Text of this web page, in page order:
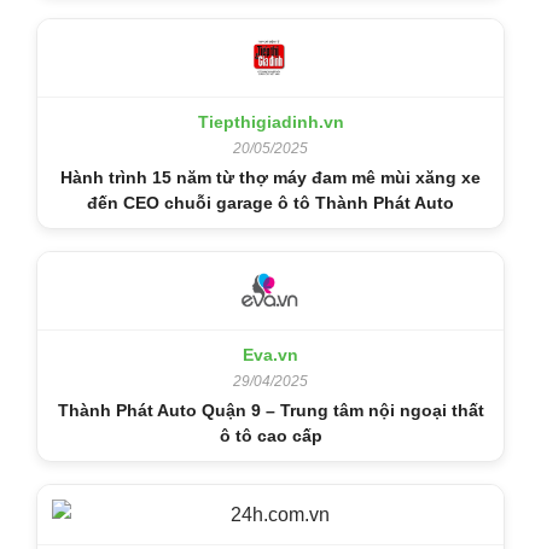
Tiepthigiadinh.vn
20/05/2025
Hành trình 15 năm từ thợ máy đam mê mùi xăng xe
đến CEO chuỗi garage ô tô Thành Phát Auto
Eva.vn
29/04/2025
Thành Phát Auto Quận 9 – Trung tâm nội ngoại thất
ô tô cao cấp